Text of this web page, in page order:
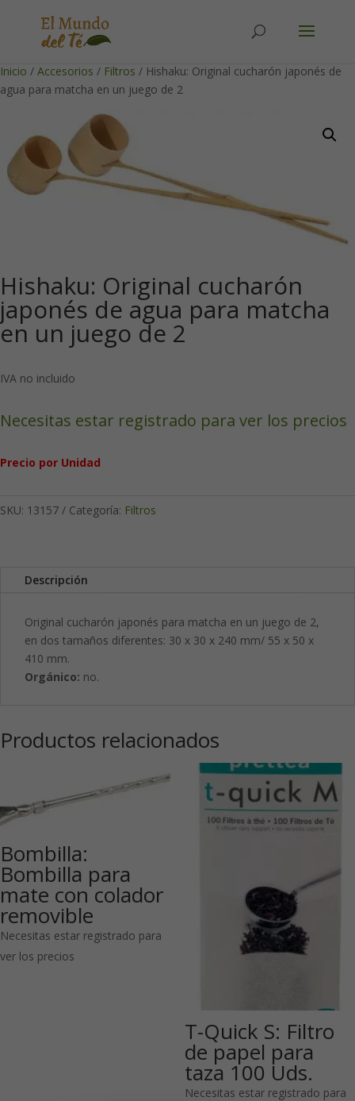
Inicio / Accesorios / Filtros / Hishaku: Original cucharón japonés de
agua para matcha en un juego de 2
Hishaku: Original cucharón
japonés de agua para matcha
en un juego de 2
IVA no incluido
Necesitas estar registrado para ver los precios
Precio por Unidad
SKU: 13157 Categoría: Filtros
Descripción
Original cucharón japonés para matcha en un juego de 2,
en dos tamaños diferentes: 30 x 30 x 240 mm/ 55 x 50 x
410 mm.
Orgánico: no.
Productos relacionados
Bombilla:
Bombilla para
mate con colador
removible
Necesitas estar registrado para
ver los precios
T-Quick S: Filtro
de papel para
taza 100 Uds.
Necesitas estar registrado para